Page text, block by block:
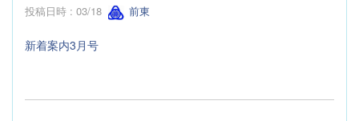
投稿日時 : 03/18 前東
新着案内3月号